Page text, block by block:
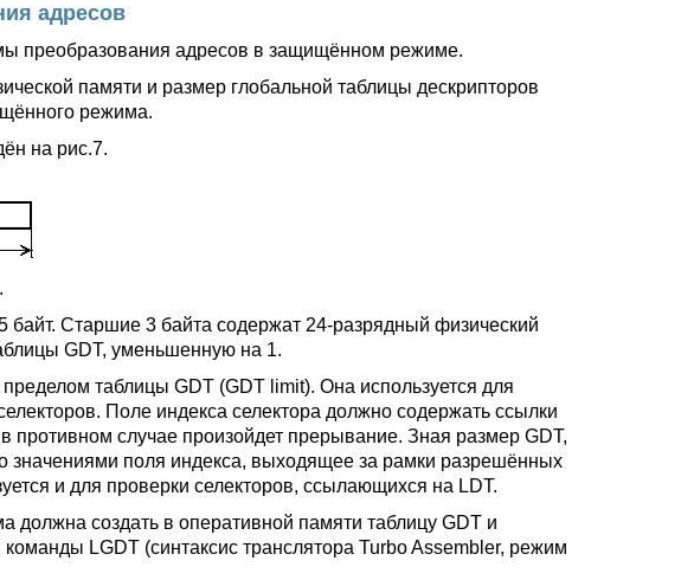
адресов
преобразования адресов в защищённом режиме.
памяти и размер глобальной таблицы дескрипторов
режима.
на рис.7.
байт. Старшие 3 байта содержат 24-разрядный физический
GDT, уменьшенную на 1.
таблицы GDT (GDT limit). Она используется для
Поле индекса селектора должно содержать ссылки
случае произойдет прерывание. Зная размер GDT,
значениями поля индекса, выходящее за рамки разрешённых
и для проверки селекторов, ссылающихся на LDT.
создать в оперативной памяти таблицу GDT и
LGDT (синтаксис транслятора Turbo Assembler, режим